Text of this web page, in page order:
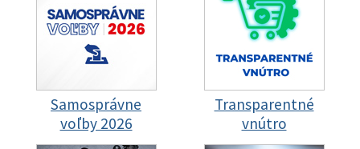
Samosprávne
voľby 2026
Transparentné
vnútro